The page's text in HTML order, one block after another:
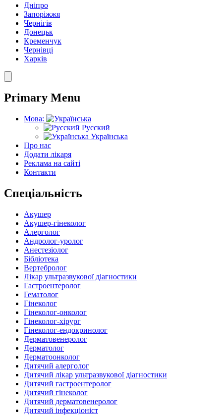
Дніпро
Запоріжжя
Чернігів
Донецьк
Кременчук
Чернівці
Харків
Primary Menu
Мова:
Русский
Українська
Про нас
Додати лікаря
Реклама на сайті
Контакти
Спеціальність
Акушер
Акушер-гінеколог
Алерголог
Андролог-уролог
Анестезіолог
Бібліотека
Вертебролог
Лікар ультразвукової діагностики
Гастроентеролог
Гематолог
Гінеколог
Гінеколог-онколог
Гінеколог-хірург
Гінеколог-ендокринолог
Дерматовенеролог
Дерматолог
Дерматоонколог
Дитячий алерголог
Дитячий лікар ультразвукової діагностики
Дитячий гастроентеролог
Дитячий гінеколог
Дитячий дерматовенеролог
Дитячий інфекціоніст